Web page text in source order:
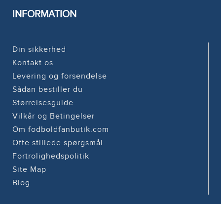
INFORMATION
Din sikkerhed
Kontakt os
Levering og forsendelse
Sådan bestiller du
Størrelsesguide
Vilkår og Betingelser
Om fodboldfanbutik.com
Ofte stillede spørgsmål
Fortrolighedspolitik
Site Map
Blog